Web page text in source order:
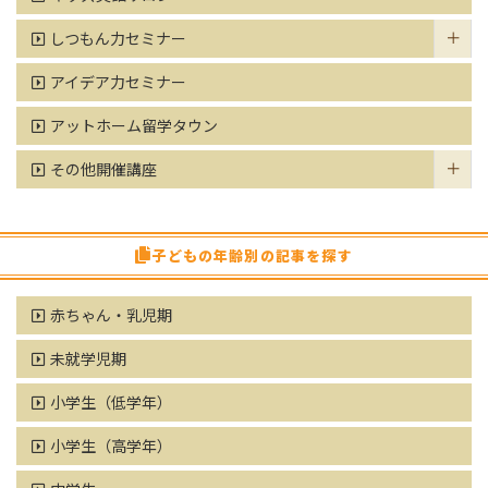
しつもん力セミナー
アイデア力セミナー
アットホーム留学タウン
その他開催講座
子どもの年齢別の記事を探す
赤ちゃん・乳児期
未就学児期
小学生（低学年）
小学生（高学年）